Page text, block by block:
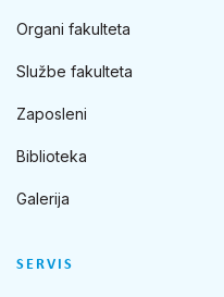
Organi fakulteta
Službe fakulteta
Zaposleni
Biblioteka
Galerija
SERVIS